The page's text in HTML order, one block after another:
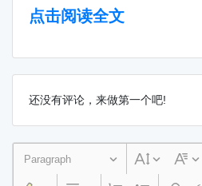
点击阅读全文
还没有评论，来做第一个吧!
Paragraph